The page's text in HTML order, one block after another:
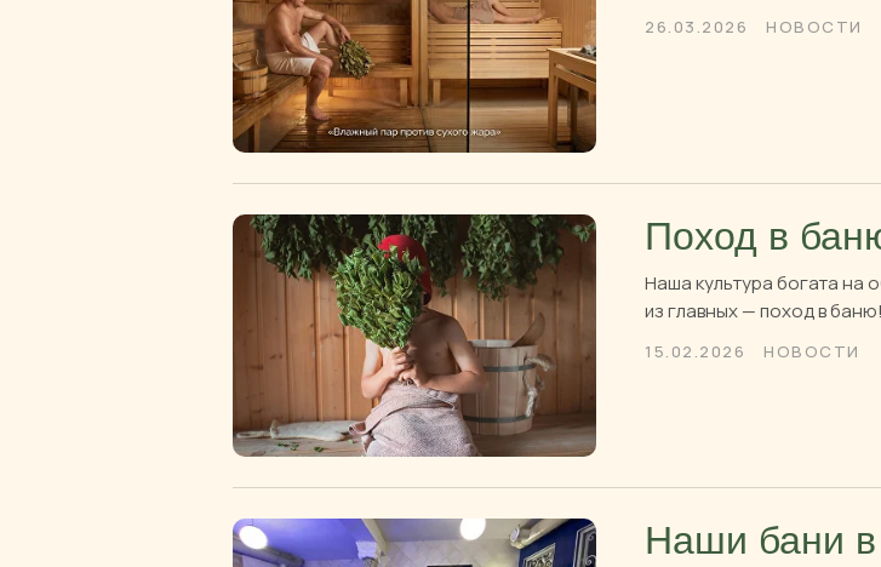
26.03.2026 НОВОСТИ
Поход в
Наша культура богата на
из главных — поход в баню!
15.02.2026 НОВОСТИ
Наши бани в